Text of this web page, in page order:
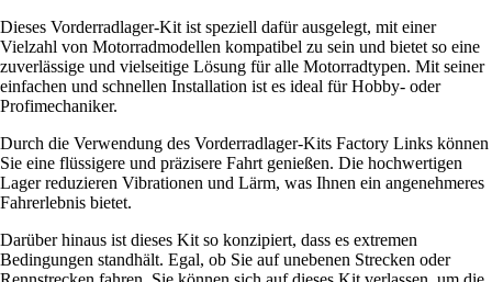
Dieses Vorderradlager-Kit ist speziell dafür ausgelegt, mit einer
Vielzahl von Motorradmodellen kompatibel zu sein und bietet so eine
zuverlässige und vielseitige Lösung für alle Motorradtypen. Mit seiner
einfachen und schnellen Installation ist es ideal für Hobby- oder
Profimechaniker.
Durch die Verwendung des Vorderradlager-Kits Factory Links können
Sie eine flüssigere und präzisere Fahrt genießen. Die hochwertigen
Lager reduzieren Vibrationen und Lärm, was Ihnen ein angenehmeres
Fahrerlebnis bietet.
Darüber hinaus ist dieses Kit so konzipiert, dass es extremen
Bedingungen standhält. Egal, ob Sie auf unebenen Strecken oder